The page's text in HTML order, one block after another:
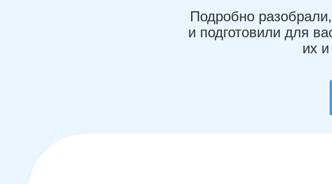
Подробно
и подготовили для
их